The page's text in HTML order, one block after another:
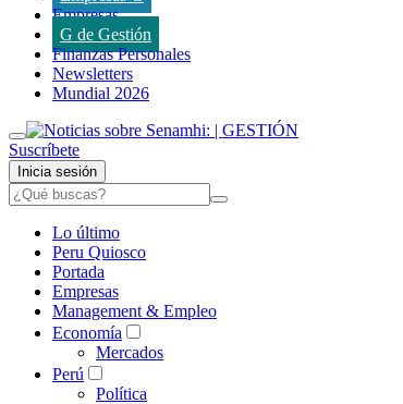
Empresas
G de Gestión
Finanzas Personales
Newsletters
Mundial 2026
Suscríbete
Inicia sesión
Lo último
Peru Quiosco
Portada
Empresas
Management & Empleo
Economía
Mercados
Perú
Política